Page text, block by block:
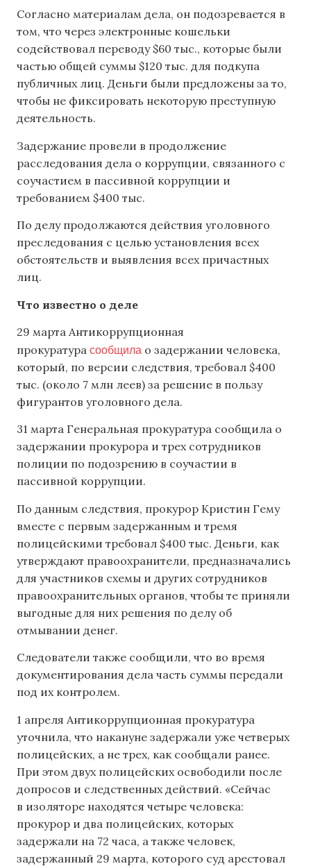
Согласно материалам дела, он подозревается в
том, что через электронные кошельки
содействовал переводу $60 тыс., которые были
частью общей суммы $120 тыс. для подкупа
публичных лиц. Деньги были предложены за то,
чтобы не фиксировать некоторую преступную
деятельность.
Задержание провели в продолжение
расследования дела о коррупции, связанного с
соучастием в пассивной коррупции и
требованием $400 тыс.
По делу продолжаются действия уголовного
преследования с целью установления всех
обстоятельств и выявления всех причастных
лиц.
Что известно о деле
29 марта Антикоррупционная
прокуратура сообщила о задержании человека,
который, по версии следствия, требовал $400
тыс. (около 7 млн леев) за решение в пользу
фигурантов уголовного дела.
31 марта Генеральная прокуратура сообщила о
задержании прокурора и трех сотрудников
полиции по подозрению в соучастии в
пассивной коррупции.
По данным следствия, прокурор Кристин Гему
вместе с первым задержанным и тремя
полицейскими требовал $400 тыс. Деньги, как
утверждают правоохранители, предназначались
для участников схемы и других сотрудников
правоохранительных органов, чтобы те приняли
выгодные для них решения по делу об
отмывании денег.
Следователи также сообщили, что во время
документирования дела часть суммы передали
под их контролем.
1 апреля Антикоррупционная прокуратура
уточнила, что накануне задержали уже четверых
полицейских, а не трех, как сообщали ранее.
При этом двух полицейских освободили после
допросов и следственных действий. «Сейчас
в изоляторе находятся четыре человека:
прокурор и два полицейских, которых
задержали на 72 часа, а также человек,
задержанный 29 марта, которого суд арестовал